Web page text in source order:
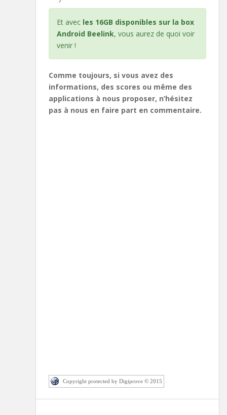
Et avec les 16GB disponibles sur la box
Android Beelink, vous aurez de quoi voir
venir !
Comme toujours, si vous avez des
informations, des scores ou même des
applications à nous proposer, n’hésitez
pas à nous en faire part en commentaire.
Copyright protected by Digiprove © 2015